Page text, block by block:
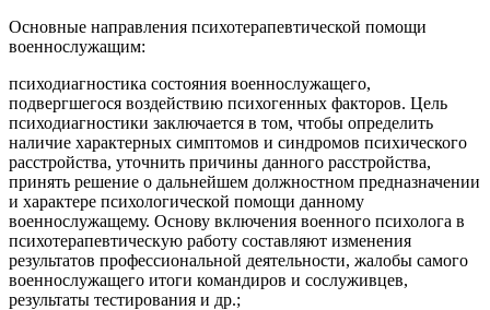
Основные направления психотерапевтической помощи
военнослужащим:
психодиагностика состояния военнослужащего,
подвергшегося воздействию психогенных факторов. Цель
психодиагностики заключается в том, чтобы определить
наличие характерных симптомов и синдромов психического
расстройства, уточнить причины данного расстройства,
принять решение о дальнейшем должностном предназначении
и характере психологической помощи данному
военнослужащему. Основу включения военного психолога в
психотерапевтическую работу составляют изменения
результатов профессиональной деятельности, жалобы самого
военнослужащего итоги командиров и сослуживцев,
результаты тестирования и др.;